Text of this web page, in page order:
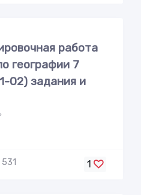
работа
географии 7
02) задания и
531 1